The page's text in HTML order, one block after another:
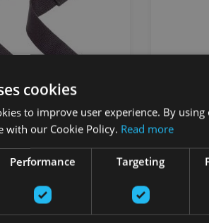
SAITES AR
(PĀRIS)
BLACK
No
cookies
to improve user experience. By
with our Cookie Policy. Read more
Performance Targeting